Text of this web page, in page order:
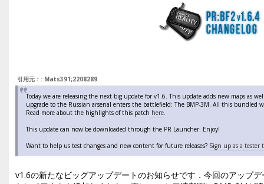
引用元：: Mats391;2208289
Today we are releasing the next big update for v1.6. This update adds new maps as
upgrade to the Russian arsenal enters the battlefield: The BMP-3M. All this
Read more about the highlights of this patch here
This update can now be downloaded through the PR Launcher. Enjoy!
Want to help us test changes and new content for future releases? Sign up as a tester
v1.6の新たなビッグアップデートのお知らせです．今回のアップ